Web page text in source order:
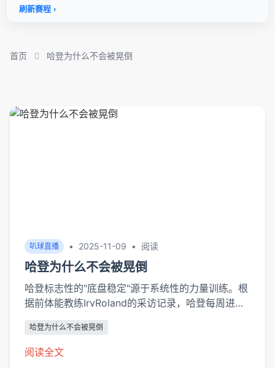
首页 哈登为什么不会被晃倒
叭球直播 • 2025-11-09 • 阅读
哈登为什么不会被晃倒
哈登标志性的"底盘稳定"源于系统性的力量训练。根
据前体能教练IrvRoland的采访记录，哈登每周进行
肌群，这使他能在对抗中保持躯干刚性。2020年
MIT斯隆体育分析会议论文显示，当防守者核心力量
哈登为什么不会被晃倒
阅读全文